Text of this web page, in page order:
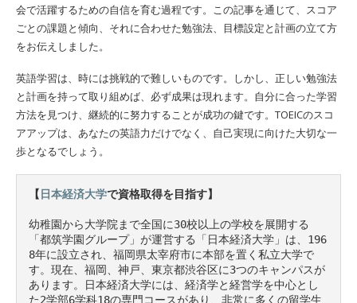
会で活躍するための自信を育む過程です。この記事を通じて、スコア
ごとの課題と傾向、それに合わせた勉強法、目標設定と計画の立て方
をお伝えしました。
英語学習は、時には挑戦的で難しいものです。しかし、正しい勉強法
と計画を持って取り組めば、必ず成果は現れます。自分に合った学習
方法を見つけ、継続的に努力することが成功の鍵です。TOEICのスコ
アアップは、あなたの英語力だけでなく、自己実現に向けた大切な一
歩となるでしょう。
【 日本経済大学で資格取得を目指す】
幼稚園から大学院まで全国に30校以上の学校を展開する
「都筑学園グループ」が運営する「日本経済大学」は、196
8年に設立され、福岡県太宰府市に本部を置く私立大学で
す。現在、福岡、神戸、東京都渋谷区に3つのキャンパスが
あります。日本経済大学には、経済学と経営学を中心とし
た2学部6学科18の専門コースがあり、非常に多くの留学生